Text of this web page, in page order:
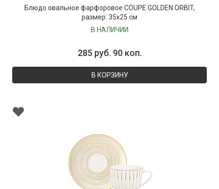
Блюдо овальное фарфоровое COUPE GOLDEN ORBIT,
размер: 35х25 см
В НАЛИЧИИ
285 руб. 90 коп.
В КОРЗИНУ